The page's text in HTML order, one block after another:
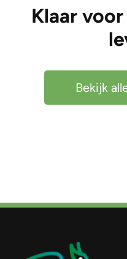
Klaar
Bekijk